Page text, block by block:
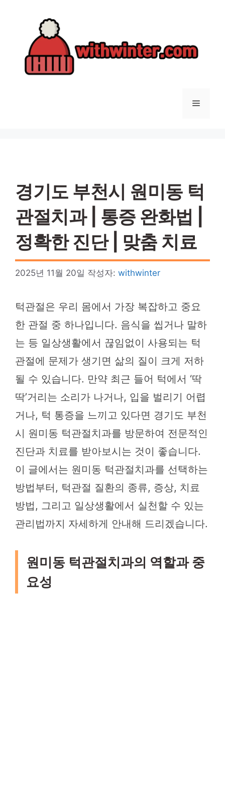
메
경기도 부천시 원미동 턱
관절치과 | 통증 완화법 |
정확한 진단 | 맞춤 치료
2025년 11월 20일 작성자: withwinter
턱관절은 우리 몸에서 가장 복잡하고 중요
한 관절 중 하나입니다. 음식을 씹거나 말하
는 등 일상생활에서 끊임없이 사용되는 턱
관절에 문제가 생기면 삶의 질이 크게 저하
될 수 있습니다. 만약 최근 들어 턱에서 ‘딱
딱’거리는 소리가 나거나, 입을 벌리기 어렵
거나, 턱 통증을 느끼고 있다면 경기도 부천
시 원미동 턱관절치과를 방문하여 전문적인
진단과 치료를 받아보시는 것이 좋습니다.
이 글에서는 원미동 턱관절치과를 선택하는
방법부터, 턱관절 질환의 종류, 증상, 치료
방법, 그리고 일상생활에서 실천할 수 있는
관리법까지 자세하게 안내해 드리겠습니다.
원미동 턱관절치과의 역할과 중
요성